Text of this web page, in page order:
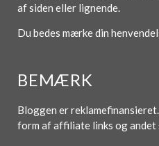
af siden eller lignende.
Du bedes mærke din
BEMÆRK
Bloggen er
form af affiliate links og andet